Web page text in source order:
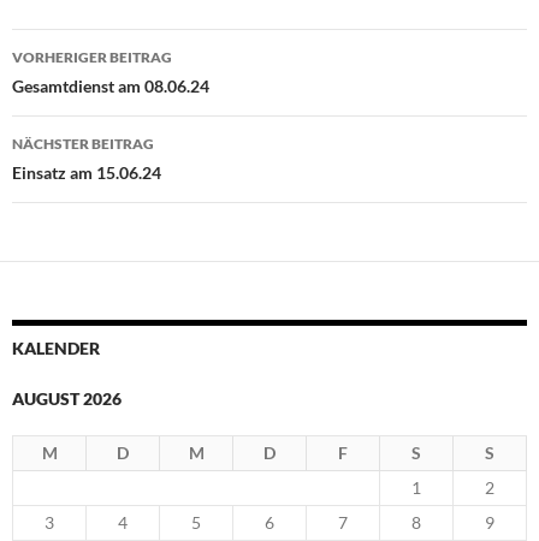
Beitragsnavigation
VORHERIGER BEITRAG
Gesamtdienst am 08.06.24
NÄCHSTER BEITRAG
Einsatz am 15.06.24
KALENDER
AUGUST 2026
M D M D F S S
1
2
3
4 5 6 7 8
9